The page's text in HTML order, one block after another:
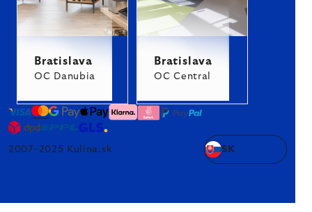
Bratislava
OC Danubia
Bratislava
OC Central
2007–2025 Kulina.sk SK